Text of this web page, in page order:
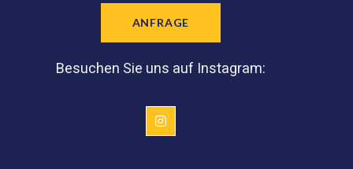
ANFRAGE
Besuchen Sie uns auf Instagram: